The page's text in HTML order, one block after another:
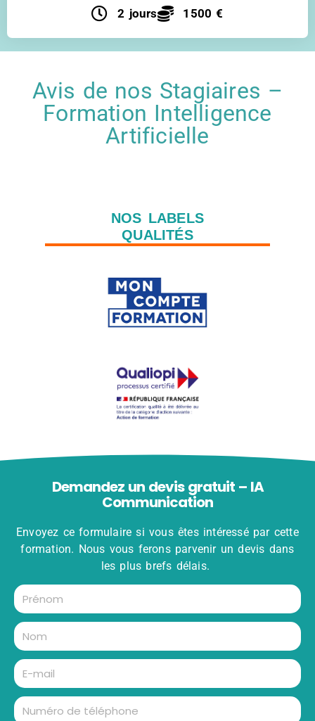
2 jours 1500 €
Avis de nos Stagiaires –
Formation Intelligence
Artificielle
NOS LABELS
QUALITÉS
Demandez un devis gratuit – IA
Communication
Envoyez ce formulaire si vous êtes intéressé par cette
formation. Nous vous ferons parvenir un devis dans
les plus brefs délais.